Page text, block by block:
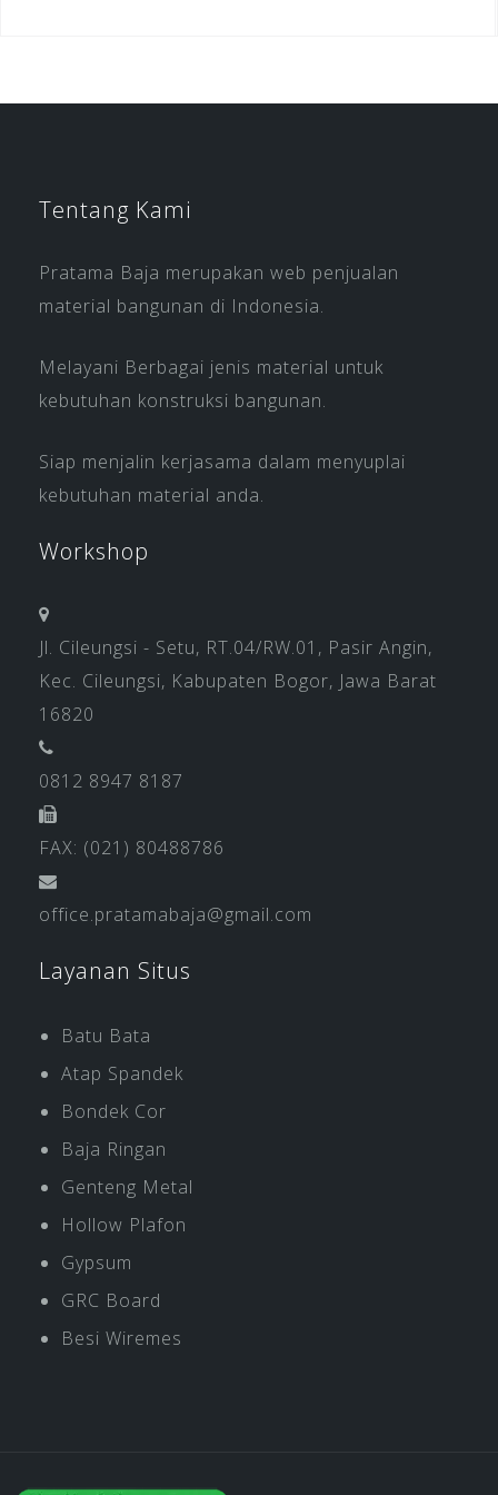
Tentang Kami
Pratama Baja merupakan web penjualan
material bangunan di Indonesia.
Melayani Berbagai jenis material untuk
kebutuhan konstruksi bangunan.
Siap menjalin kerjasama dalam menyuplai
kebutuhan material anda.
Workshop
Jl. Cileungsi - Setu, RT.04/RW.01, Pasir Angin,
Kec. Cileungsi, Kabupaten Bogor, Jawa Barat
16820
0812 8947 8187
FAX: (021) 80488786
office.pratamabaja@gmail.com
Layanan Situs
Batu Bata
Atap Spandek
Bondek Cor
Baja Ringan
Genteng Metal
Hollow Plafon
Gypsum
GRC Board
Besi Wiremes